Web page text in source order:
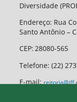
Diversidade
Endereço: Rua
Santo Antônio –
CEP: 28080-565
Telefone: (22)
E-mail: